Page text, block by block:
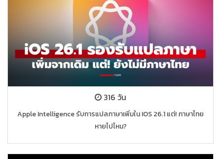
316 วัน
Apple Intelligence รับการแปลภาษาเพิ่มใน IOS 26.1 แต่! ภาษาไทย
หายไปไหน?